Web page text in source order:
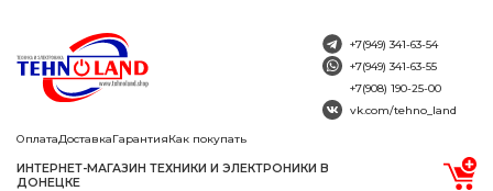
ОплатаДоставкаГарантияКак покупать
ИНТЕРНЕТ-МАГАЗИН ТЕХНИКИ И ЭЛЕКТРОНИКИ В
ДОНЕЦКЕ
+7(949) 341-63-54
+7(949) 341-63-55
+7(908) 190-25-00
vk.com/tehno_land